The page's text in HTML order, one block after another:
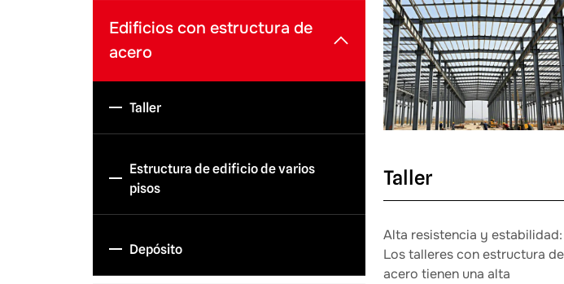
Edificios con estructura de
acero
Taller
Estructura de edificio de varios
pisos
Depósito
Taller
Alta resistencia y estabilidad:
Los talleres con estructura de
acero tienen una alta